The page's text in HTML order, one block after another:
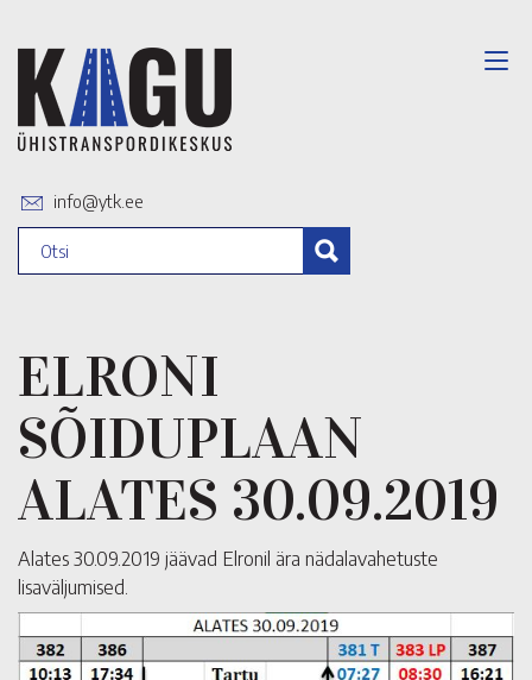
info@ytk.ee
ELRONI
SÕIDUPLAAN
ALATES 30.09.2019
Alates 30.09.2019 jäävad Elronil ära nädalavahetuste
lisaväljumised.